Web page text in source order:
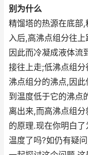
别为什么
精馏塔的热源在底部
入后,高沸点组分往
因此而冷凝成液体流
接往上走;低沸点组
沸点组分的沸点,因
到温度低于它的沸点
离出来,而高沸点组
的原理.现在你明白
温度了吗?如仍有疑